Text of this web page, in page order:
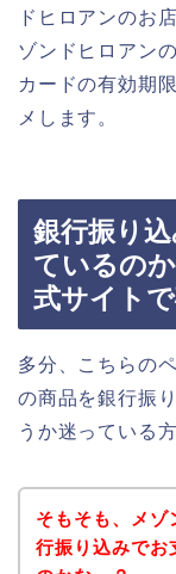
ドヒロアンのお
ゾンドヒロアン
カードの有効期
メします。
銀行振り
ているの
式サイト
多分、こちらの
の商品を銀行振
うか迷っている
そもそも、メゾ
行振り込みでお